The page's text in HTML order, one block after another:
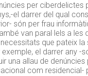
per ciberdelictes
,-el darrer del qual
són per frau
van paral·lels a les
que pateix la
exemple, el darrer any -
una allau de
com residencial-